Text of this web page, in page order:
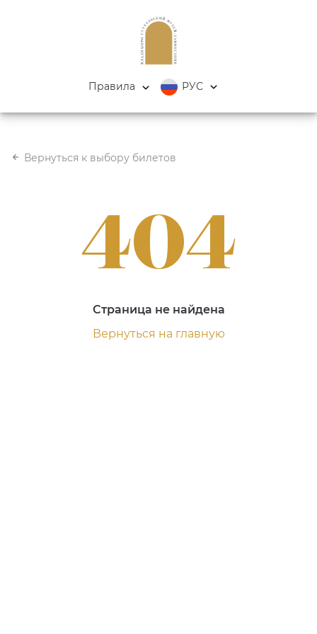
Правила РУС
Вернуться к выбору билетов
404
Страница не найдена
Вернуться на главную